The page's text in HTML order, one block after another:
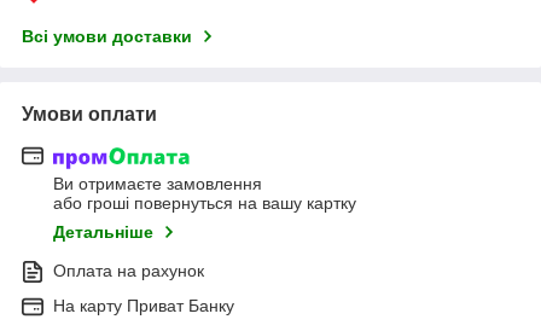
Всі умови доставки
Умови оплати
Ви отримаєте замовлення
або гроші повернуться на вашу картку
Детальніше
Оплата на рахунок
На карту Приват Банку